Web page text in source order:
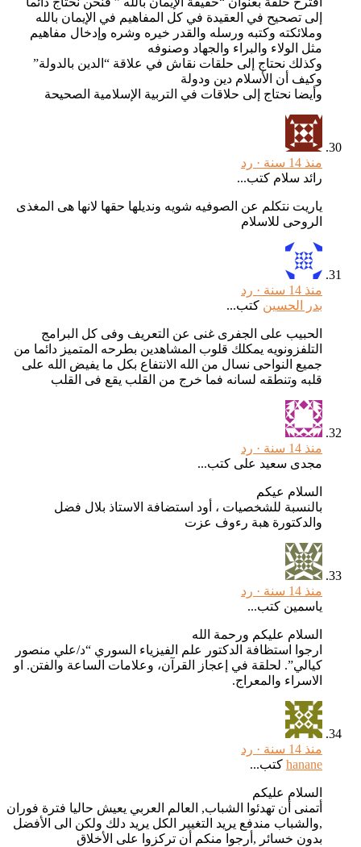
إلى تصحيح في العقيدة في كل المفاهيم في الإيمان بالله
وملائكته وكتبه ورسله والقدر خيره وشره وإدخال مفاهيم
مثل الولاء والبراء والجهاد وصنوفه
وكذلك نحتاج إلى حلقات نقاش في علاقة “الدين بالدولة”
وكيف أن الأسلام دين ودولة
وأيضا نحتاج إلى حلاقات في التربية الإسلامية الصحيحة
رد
رائد سلام كتب...
ياريت نتكلم عن الصوفيه شويه ونديلها حقها لانها هى المغذى
الروحى للاسلام
رد
بدر الحسينكتب...
الحبيب على الجفرى غنى عن التعريف وفى كل البرامج
التلفزونويه يمكلك قلوب المشاهدين بطرحه المتميز دائما من
جميع النواحى نسال من الله الانتفاع بكل ما يفيض الله على
قلبه وتنطقه لسانه فما خرج من القلب يقع فى القلب
رد
مجدى سعيد على كتب...
السلام عيكم
بالنسبة للشخصيات ، أود استضافة الاستاذ بلال فضل
والدكتورة هبة رءوف عزت
رد
ياسمين كتب...
السلام عليكم ورحمة الله
ارجوا استظافة الدكتور علم الفيزياء السوري “د/علي منصور
كيالي”. لحلقة في إعجاز القرآن، وعلامات الساعة والفتن. او
الاسراء والمعراج.
رد
hananeكتب...
السلام عليكم
أتمنى أن تهدئوا الشباب, العالم العربي يعيش حاليا فترة فوران
,والشباب مندفع يريد التغيير الكل يريد دلك ولكن الى الأفضل
بدون خسائر ,أرجوا منكم أن تركزوا على الأخلاق